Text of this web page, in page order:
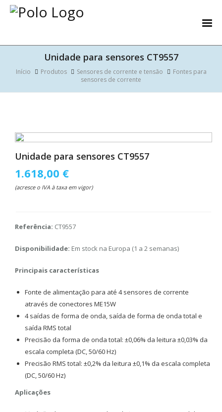
Unidade para sensores CT9557
Início Produtos Sensores de corrente e tensão
Fontes para
sensores de corrente
Unidade para sensores CT9557
1.618,00 €
(acresce o IVA à taxa em vigor)
Referência: CT9557
Disponibilidade: Em stock na Europa (1 a 2 semanas)
Principais características
Fonte de alimentação para até 4 sensores de corrente
através de conectores ME15W
4 saídas de forma de onda, saída de forma de onda total e
saída RMS total
Precisão da forma de onda total: ±0,06% da leitura ±0,03% da
escala completa (DC, 50/60 Hz)
Precisão RMS total: ±0,2% da leitura ±0,1% da escala completa
(DC, 50/60 Hz)
Aplicações